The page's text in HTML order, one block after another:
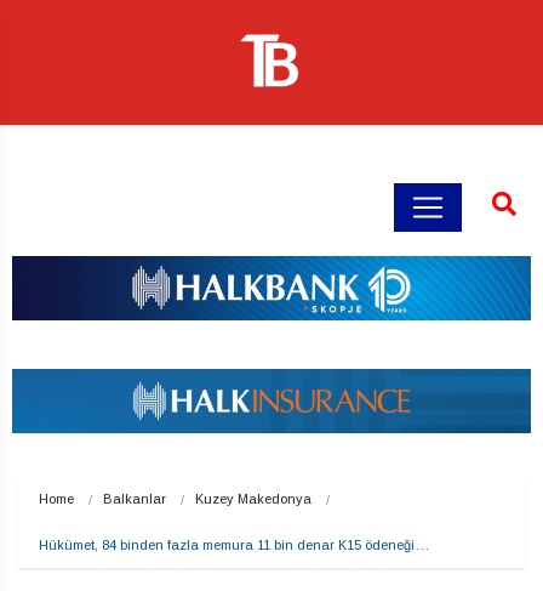
Home Balkanlar Kuzey Makedonya
Hükümet, 84 binden fazla memura 11 bin denar K15 ödeneği…